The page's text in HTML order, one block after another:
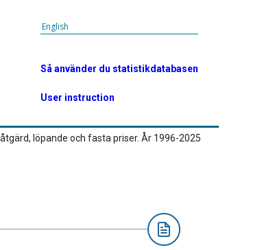
English
Så använder du statistikdatabasen
User instruction
löpande och fasta priser. År 1996-2025